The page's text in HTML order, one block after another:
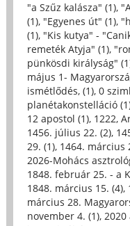
"a Szűz kalásza" (1),
(1), "Egyenes út" (1),
(1), "Kis kutya" -
remeték Atyja" (1),
pünkösdi királyság"
május 1-
ismétlődés, (1), 0
planétakonstelláció
12 apostol (1), 1222,
1456. július 22. (2),
29. (1), 1464. március
2026-Mohács
1848. február 25. - a
1848. március 15. (4),
március 28.
november 4. (1), 2020